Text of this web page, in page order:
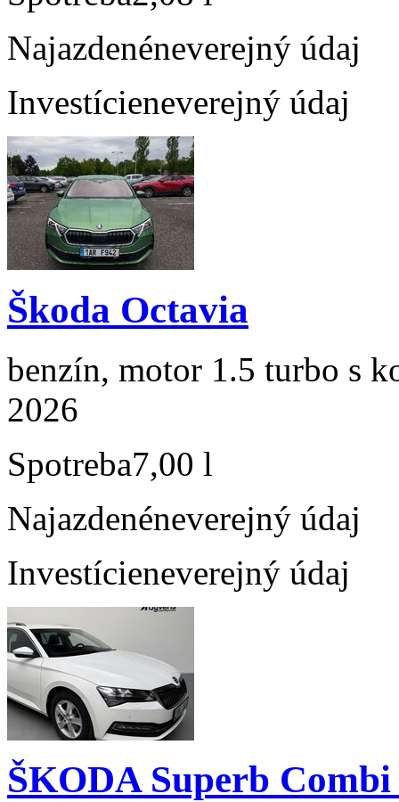
Najazdenéneverejný údaj
Investícieneverejný údaj
Škoda Octavia
benzín, motor 1.5 turbo s
2026
Spotreba7,00 l
Najazdenéneverejný údaj
Investícieneverejný údaj
ŠKODA Superb